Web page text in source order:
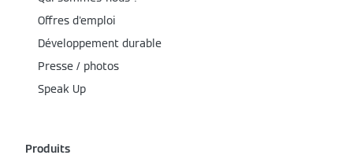
Offres d'emploi
Développement durable
Presse / photos
Speak Up
Produits